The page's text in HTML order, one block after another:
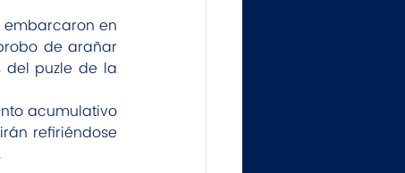
en
de arañar
del puzle de la
acumulativo
refiriéndose